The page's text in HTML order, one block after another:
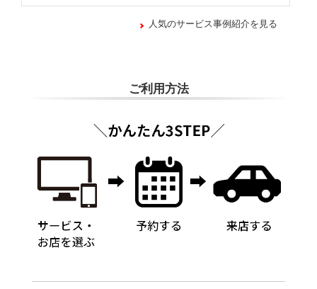
人気のサービス事例紹介を見る
ご利用方法